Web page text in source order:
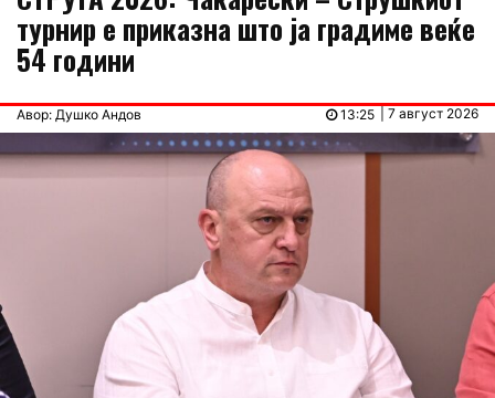
турнир е приказна што ја градиме веќе
54 години
Авор: Душко Андов | 7 август 2026
13:25